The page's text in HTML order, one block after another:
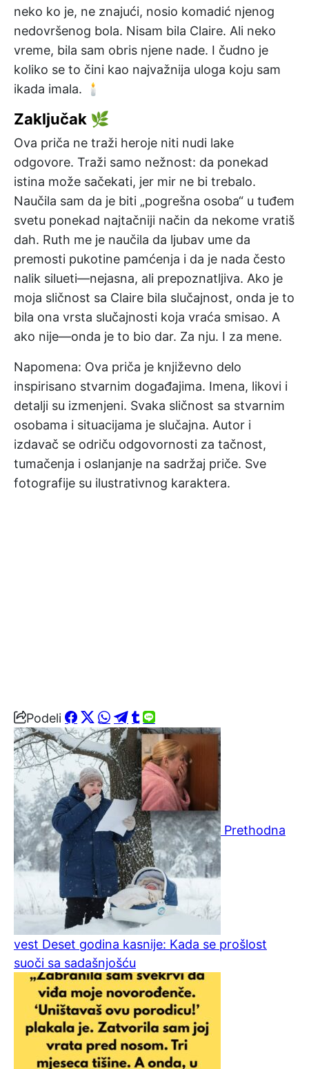
neko ko je, ne znajući, nosio komadić njenog
nedovršenog bola. Nisam bila Claire. Ali neko
vreme, bila sam obris njene nade. I čudno je
koliko se to čini kao najvažnija uloga koju sam
ikada imala. 🕯️
Zaključak 🌿
Ova priča ne traži heroje niti nudi lake
odgovore. Traži samo nežnost: da ponekad
istina može sačekati, jer mir ne bi trebalo.
Naučila sam da je biti „pogrešna osoba“ u tuđem
svetu ponekad najtačniji način da nekome vratiš
dah. Ruth me je naučila da ljubav ume da
premosti pukotine pamćenja i da je nada često
nalik silueti—nejasna, ali prepoznatljiva. Ako je
moja sličnost sa Claire bila slučajnost, onda je to
bila ona vrsta slučajnosti koja vraća smisao. A
ako nije—onda je to bio dar. Za nju. I za mene.
Napomena: Ova priča je književno delo
inspirisano stvarnim događajima. Imena, likovi i
detalji su izmenjeni. Svaka sličnost sa stvarnim
osobama i situacijama je slučajna. Autor i
izdavač se odriču odgovornosti za tačnost,
tumačenja i oslanjanje na sadržaj priče. Sve
fotografije su ilustrativnog karaktera.
Podeli
Prethodna
vest Deset godina kasnije: Kada se prošlost
suoči sa sadašnjošću